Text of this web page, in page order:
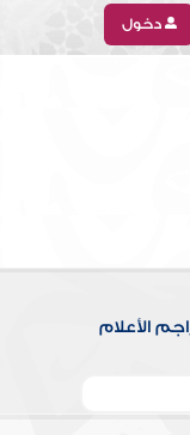
دخول
الأعلام